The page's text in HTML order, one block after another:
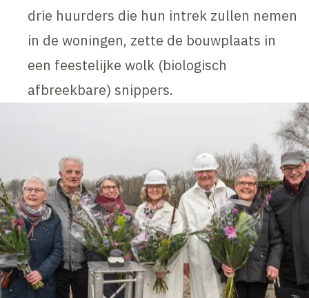
drie huurders die hun intrek zullen nemen
in de woningen, zette de bouwplaats in
een feestelijke wolk (biologisch
afbreekbare) snippers.